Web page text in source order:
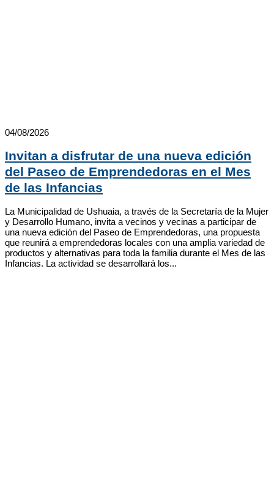
04/08/2026
Invitan a disfrutar de una nueva edición
del Paseo de Emprendedoras en el Mes
de las Infancias
La Municipalidad de Ushuaia, a través de la Secretaría de la Mujer
y Desarrollo Humano, invita a vecinos y vecinas a participar de
una nueva edición del Paseo de Emprendedoras, una propuesta
que reunirá a emprendedoras locales con una amplia variedad de
productos y alternativas para toda la familia durante el Mes de las
Infancias. La actividad se desarrollará los...